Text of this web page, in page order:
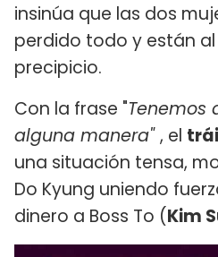
insinúa que las dos
perdido todo y están
precipicio.
Con la frase "Tenemos
alguna manera", el
una situación tensa,
Do Kyung uniendo
dinero a Boss To (Kim